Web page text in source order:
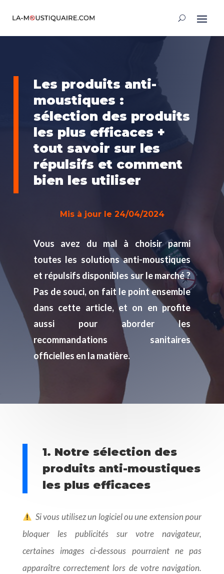
Les produits anti-
moustiques :
sélection des produits
les plus efficaces +
tout savoir sur les
répulsifs et comment
bien les utiliser
Mis à jour le 24/04/2024
Vous avez du mal à choisir parmi
toutes les solutions anti-moustiques
et répulsifs disponibles sur le marché ?
Pas de souci, on fait le point ensemble
dans cette article, et on en profite
aussi pour aborder les
recommandations sanitaires
officielles en la matière.
1. Notre sélection des
produits anti-moustiques
les plus efficaces
Si vous utilisez un logiciel ou une extension pour
bloquer les publicités sur votre navigateur,
certaines images ci-dessous pourraient ne pas
apparaître correctement lors de votre navigation.